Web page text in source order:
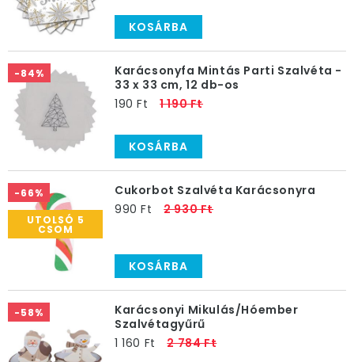
KOSÁRBA
-84%
Karácsonyfa Mintás Parti Szalvéta -
33 x 33 cm, 12 db-os
190 Ft
1 190 Ft
KOSÁRBA
-66%
UTOLSÓ 5
CSOM
Cukorbot Szalvéta Karácsonyra
990 Ft
2 930 Ft
KOSÁRBA
-58%
Karácsonyi Mikulás/Hóember
Szalvétagyűrű
1 160 Ft
2 784 Ft